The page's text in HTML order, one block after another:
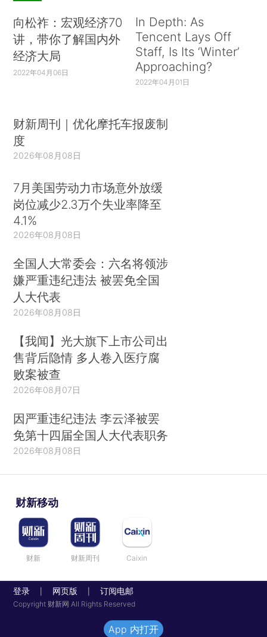
向松祚：宏观经济70
讲，带你了解国内外
经济大局
2022年04月06日
In Depth: As
Tencent Lays Off
Staff, Is Its ‘Winter’
Approaching?
2022年04月01日
财新周刊｜优化摩托车报废制
度
2026年08月08日
7月美国劳动力市场意外放缓
岗位减少2.3万个失业率降至
4.1%
2026年08月08日
全国人大常委会：六名将领涉
嫌严重违纪违法 被罢免全国
人大代表
2026年08月08日
【我闻】光大旗下上市公司出
售背后隐情 多人卷入医疗腐
败案被查
2026年08月07日
因严重违纪违法 李云泽被罢
免第十四届全国人大代表职务
2026年08月08日
财新移动
财新 财新周刊 Caixin
登录 网页版 订阅电邮
Copyright 财新网 All Rights Reserved
App 内打开